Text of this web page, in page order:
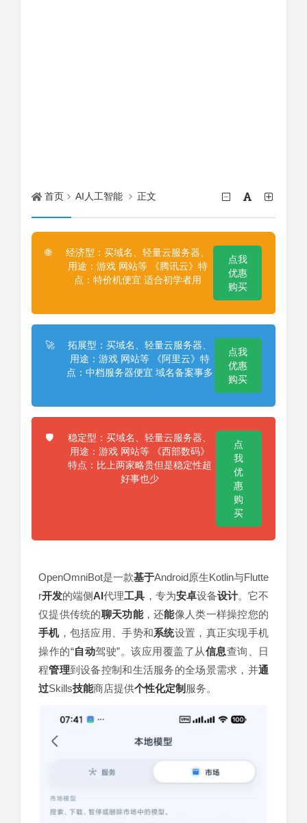
首页 AI人工智能 正文
🌐
经济型：买域名、轻量云服务器、
用途：游戏 网站等 《腾讯云》特
点：特价机便宜 适合初学者用
点我
优惠
购买
🚀
拓展型：买域名、轻量云服务器、
用途：游戏 网站等 《阿里云》特
点：中档服务器便宜 域名备案事多
点我
优惠
购买
🛡️
稳定型：买域名、轻量云服务器、
用途：游戏 网站等 《西部数码》
特点：比上两家略贵但是稳定性超
好事也少
点
我
优
惠
购
买
OpenOmniBot是一款基于Android原生Kotlin与Flutte
r开发的端侧AI代理工具 ，专为安卓设备设计。它不
仅提供传统的聊天功能，还能像人类一样操控您的
手机，包括应用、手势和系统设置，真正实现手机
操作的“自动驾驶”。该应用覆盖了从信息查询、日
程管理到设备控制和生活服务的全场景需求，并通
过Skills技能商店提供个性化定制 服务。